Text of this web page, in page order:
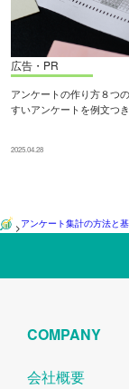
広告・PR
アンケートの作り方８つ
すいアンケートを例文つ
2025.04.28
>アンケート集計の方法と
COMPANY
会社概要